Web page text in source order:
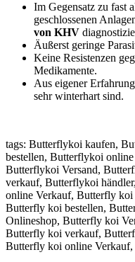
Im Gegensatz zu fast
geschlossenen
von KHV
Äußerst geringe
Keine Resistenzen
Medikamente.
Aus eigener
sehr winterhart sind.
tags: Butterflykoi kaufen,
bestellen, Butterflykoi
Butterflykoi Versand,
verkauf, Butterflykoi
online Verkauf, Butterfly
Butterfly koi bestellen,
Onlineshop, Butterfly koi
Butterfly koi verkauf,
Butterfly koi online Verkauf,